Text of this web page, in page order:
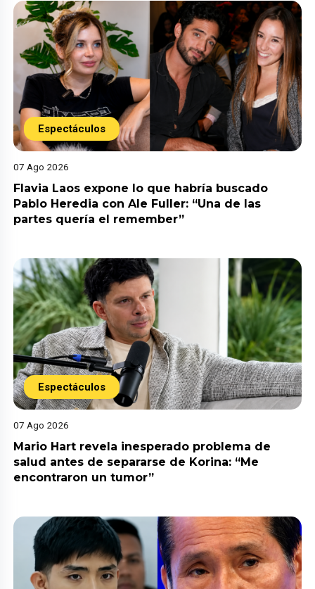
Espectáculos
07 Ago 2026
Flavia Laos expone lo que habría buscado
Pablo Heredia con Ale Fuller: “Una de las
partes quería el remember”
Espectáculos
07 Ago 2026
Mario Hart revela inesperado problema de
salud antes de separarse de Korina: “Me
encontraron un tumor”